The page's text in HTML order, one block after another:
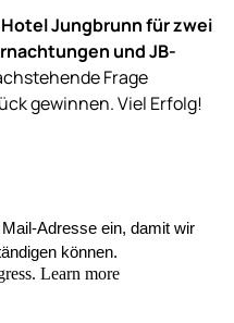
Jungbrunn für zwei
und JB-
Frage
gewinnen. Viel Erfolg!